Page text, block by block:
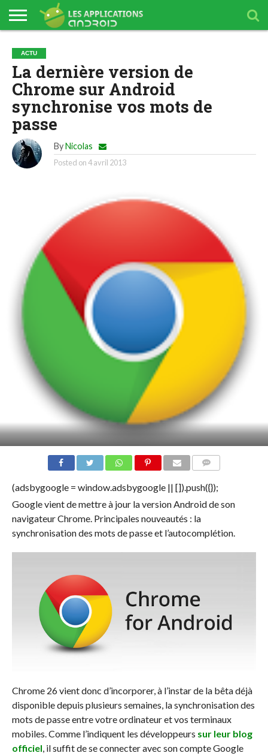
TÉLÉCHARGER
FDJ
TÉLÉCHARGER
WINAMAX
TÉLÉCHARGER
PARIONS
SPORT
TÉLÉCHARGER
BETCLIC
TÉLÉCHARGER
ORANGE
BANK
TÉLÉCHARGER
ETORO
ACTU
La dernière version de
Chrome sur Android
synchronise vos mots de
passe
By Nicolas
Posted on4 avril 2013
(adsbygoogle = window.adsbygoogle || []).push({});
Google vient de mettre à jour la version Android de son
navigateur Chrome. Principales nouveautés : la
synchronisation des mots de passe et l’autocomplétion.
Chrome 26 vient donc d’incorporer, à l’instar de la bêta déjà
disponible depuis plusieurs semaines, la synchronisation des
mots de passe entre votre ordinateur et vos terminaux
mobiles. Comme l’indiquent les développeurs sur leur blog
officiel, il suffit de se connecter avec son compte Google